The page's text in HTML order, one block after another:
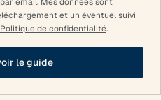
et un éventuel suivi
Politique de confidentialité.
le guide